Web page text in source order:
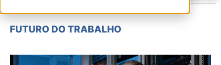
FUTURO DO TRABALHO